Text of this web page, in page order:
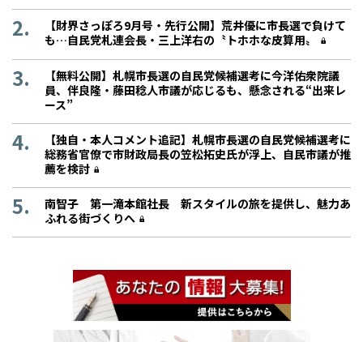
【財界さっぽろ9月号・先行公開】荒井優に市長選で負けて
も…自民党札連会長・三上洋右の〝トホホな皮算用〟
【無料公開】札幌市長選の自民党候補選考に今洋佑衆院議
員、伴良隆・藤田稔人市議が応じるも、懸念される“出来レ
ース”
【独自・本人コメント追記】札幌市長選の自民党候補選考に
総務省官僚で市財政局長の笠松拓史氏が浮上、自民市議が推
薦を検討
南智子 第一滝本館社長 新スタイルの旅を提供し、魅力あ
ふれる街づくりへ